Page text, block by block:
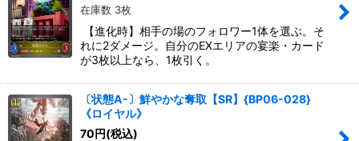
在庫数 3枚
【進化時】相手の場のフォロワー1体を選ぶ。そ
れに2ダメージ。自分のEXエリアの宴楽・カード
が3枚以上なら、1枚引く。
〔状態A-〕鮮やかな奪取【SR】{BP06-028}
《ロイヤル》
70円(税込)